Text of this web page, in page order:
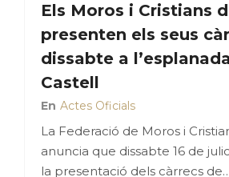
Els Moros i Cristians
presenten els seus
dissabte a
Castell
En Actes Oficials
La Federació de Moros i
anuncia que dissabte 16 de
la presentació dels càrrecs